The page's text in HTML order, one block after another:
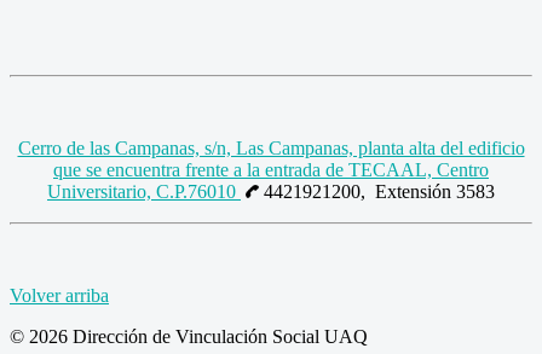
Cerro de las Campanas, s/n, Las Campanas, planta alta del edificio
que se encuentra frente a la entrada de TECAAL, Centro
Universitario, C.P.76010
4421921200, Extensión 3583
Volver arriba
© 2026 Dirección de Vinculación Social UAQ